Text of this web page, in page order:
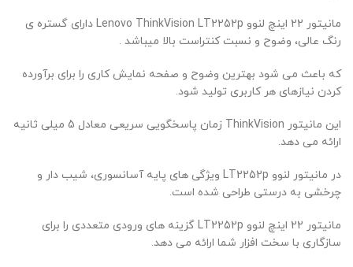
مانیتور 22 اینچ لنوو Lenovo ThinkVision LT2252p دارای گستره ی
رنگ عالی، وضوح و نسبت کنتراست بالا میباشد .
که باعث می شود بهترین وضوح و صفحه نمایش کاری را برای برآورده
کردن نیازهای هر کاربری تولید شود.
این مانیتور ThinkVision زمان پاسخگویی سریعی معادل 5 میلی ثانیه
ارائه می دهد.
در مانیتور لنوو LT2252p ویژگی های پایه آسانسوری، شیب دار و
چرخشی به درستی طراحی شده است.
مانیتور 22 اینچ لنوو LT2252p گزینه های ورودی متعددی را برای
سازگاری با سخت افزار شما ارائه می دهد.